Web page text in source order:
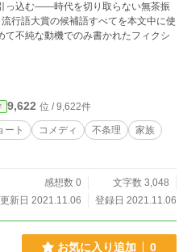
っ込む――時代を切り取らない無茶振
行語大賞の候補語すべてを本文中に使
て不純な動機でのみ書かれたフィクシ
9,622 位 / 9,622件
ート コメディ 不条理
家族
感想数 0
文字数 3,048
新日 2021.11.06
登録日 2021.11.06
お気に入り追加 0